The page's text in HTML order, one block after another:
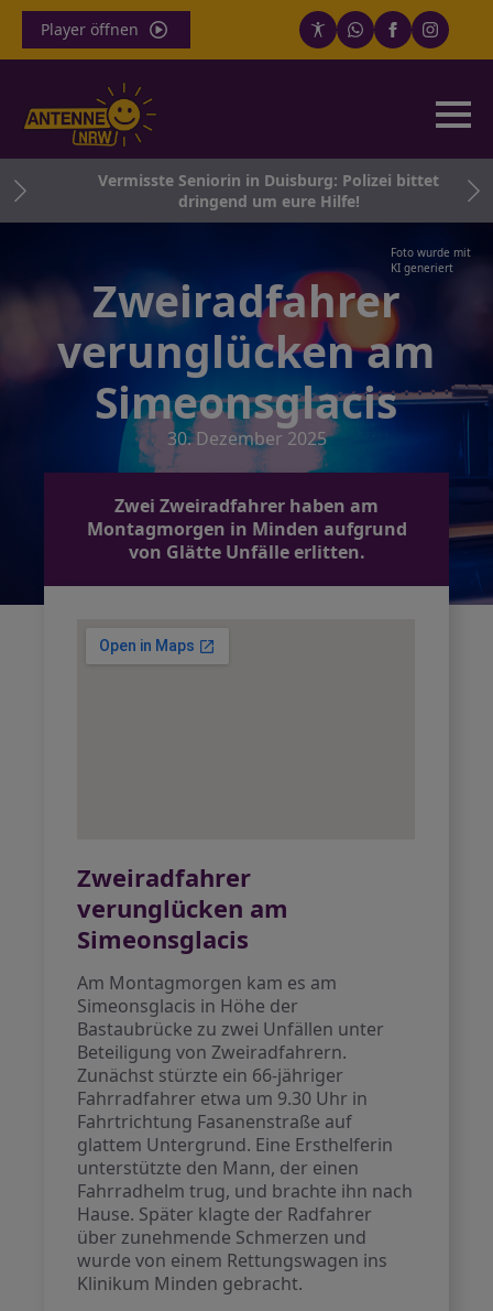
Player öffnen
Vermisste Seniorin in Duisburg: Polizei bittet
dringend um eure Hilfe!
Foto wurde mit
KI generiert
Zweiradfahrer
verunglücken am
Simeonsglacis
30. Dezember 2025
Zwei Zweiradfahrer haben am
Montagmorgen in Minden aufgrund
von Glätte Unfälle erlitten.
Zweiradfahrer
verunglücken am
Simeonsglacis
Am Montagmorgen kam es am
Simeonsglacis in Höhe der
Bastaubrücke zu zwei Unfällen unter
Beteiligung von Zweiradfahrern.
Zunächst stürzte ein 66-jähriger
Fahrradfahrer etwa um 9.30 Uhr in
Fahrtrichtung Fasanenstraße auf
glattem Untergrund. Eine Ersthelferin
unterstützte den Mann, der einen
Fahrradhelm trug, und brachte ihn nach
Hause. Später klagte der Radfahrer
über zunehmende Schmerzen und
wurde von einem Rettungswagen ins
Klinikum Minden gebracht.